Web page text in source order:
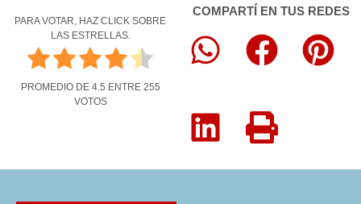
PARA VOTAR, HAZ CLICK SOBRE
LAS ESTRELLAS.
PROMEDIO DE 4.5 ENTRE 255
VOTOS
COMPARTÍ EN TUS REDES